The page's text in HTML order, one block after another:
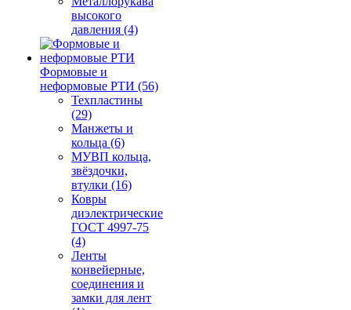
высокого
давления (4)
Формовые и
неформовые РТИ (56)
Техпластины
(29)
Манжеты и
кольца (6)
МУВП кольца,
звёздочки,
втулки (16)
Ковры
диэлектрические
ГОСТ 4997-75
(4)
Ленты
конвейерные,
соединения и
замки для лент